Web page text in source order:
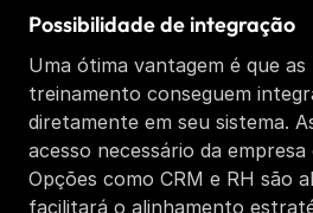
Possibilidade de integração
Uma ótima vantagem é que
treinamento conseguem
diretamente em seu sistema.
acesso necessário da empresa
Opções como CRM e RH são
facilitará o alinhamento